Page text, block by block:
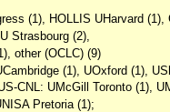
(1), HOLLIS UHarvard
Strasbourg (2),
other (OCLC) (9)
(1), UOxford (1),
CNL: UMcGill Toronto (1),
Pretoria (1);